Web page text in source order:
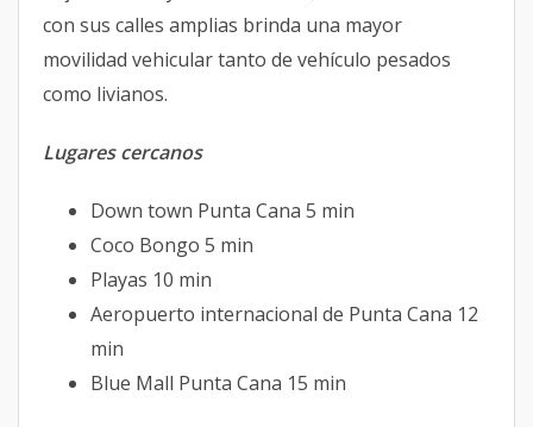
con sus calles amplias brinda una mayor
movilidad vehicular tanto de vehículo pesados
como livianos.
Lugares cercanos
Down town Punta Cana 5 min
Coco Bongo 5 min
Playas 10 min
Aeropuerto internacional de Punta Cana 12
min
Blue Mall Punta Cana 15 min